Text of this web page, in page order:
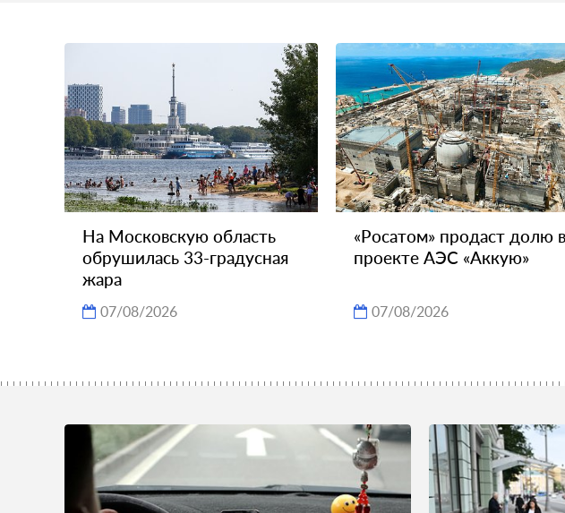
На Московскую область
обрушилась 33-градусная
жара
07/08/2026
«Росатом» продаст долю в
проекте АЭС «Аккую»
07/08/2026